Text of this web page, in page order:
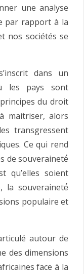
une analyse
par rapport à la
nos sociétés se
dans un
les pays sont
du droit
maitriser, alors
transgressent
Ce qui rend
de souveraineté́
qu’elles soient
la souveraineté́
populaire et
autour de
des dimensions
face à la